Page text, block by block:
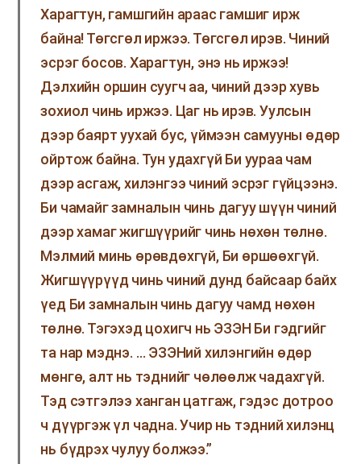
Харагтун, гамшгийн араас гамшиг ирж
байна! Төгсгөл иржээ. Төгсгөл ирэв. Чиний
эсрэг босов. Харагтун, энэ нь иржээ!
Дэлхийн оршин суугч аа, чиний дээр хувь
зохиол чинь иржээ. Цаг нь ирэв. Уулсын
дээр баярт уухай бус, үймээн самууны өдөр
ойртож байна. Тун удахгүй Би уураа чам
дээр асгаж, хилэнгээ чиний эсрэг гүйцээнэ.
Би чамайг замналын чинь дагуу шүүн чиний
дээр хамаг жигшүүрийг чинь нөхөн төлнө.
Мэлмий минь өрөвдөхгүй, Би өршөөхгүй.
Жигшүүрүүд чинь чиний дунд байсаар байх
үед Би замналын чинь дагуу чамд нөхөн
төлнө. Тэгэхэд цохигч нь ЭЗЭН Би гэдгийг
та нар мэднэ. … ЭЗЭНий хилэнгийн өдөр
мөнгө, алт нь тэднийг чөлөөлж чадахгүй.
Тэд сэтгэлээ ханган цатгаж, гэдэс дотроо
ч дүүргэж үл чадна. Учир нь тэдний хилэнц
нь бүдрэх чулуу болжээ.”